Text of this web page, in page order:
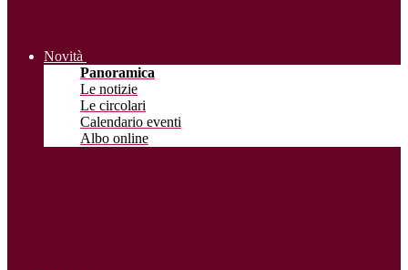
Novità
Panoramica
Le notizie
Le circolari
Calendario eventi
Albo online